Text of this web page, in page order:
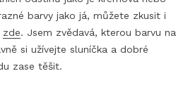
barvy jako já, můžete zkusit i
zde. Jsem zvědavá, kterou barvu na
si užívejte sluníčka a dobré
zase těšit.